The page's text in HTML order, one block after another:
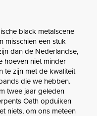
black metalscene
misschien een stuk
dan de Nederlandse,
hoeven niet minder
te zijn met de kwaliteit
die we hebben.
twee jaar geleden
Oath opduiken
niets, om ons meteen